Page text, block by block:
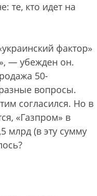
те, кто идет на
фактор»
— убежден он.
50-
вопросы.
согласился. Но в
«Газпром» в
млрд (в эту сумму